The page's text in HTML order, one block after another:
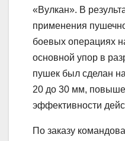
«Вулкан». В
применения
боевых операциях
основной упор в
пушек был сделан
20 до 30 мм,
эффективности
По заказу